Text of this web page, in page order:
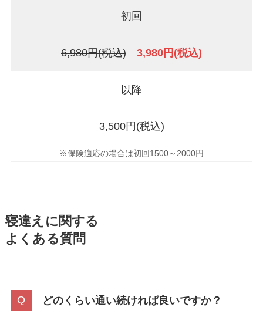
初回
6,980円(税込) 3,980円(税込)
以降
3,500円(税込)
※保険適応の場合は初回1500～2000円
寝違えに関する
よくある質問
どのくらい通い続ければ良いですか？